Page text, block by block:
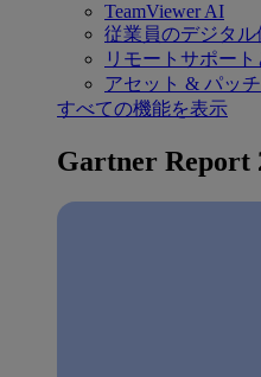
TeamViewer AI
従業員のデジタル
リモートサポー
アセット & パッ
すべての機能を表示
Gartner Report